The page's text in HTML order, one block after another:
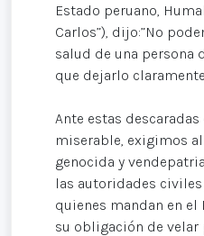
Estado peruano,
Carlos”), dijo:”No
salud de una persona
que dejarlo
Ante estas
miserable, exigimos
genocida y
las autoridades
quienes mandan en el
su obligación de velar